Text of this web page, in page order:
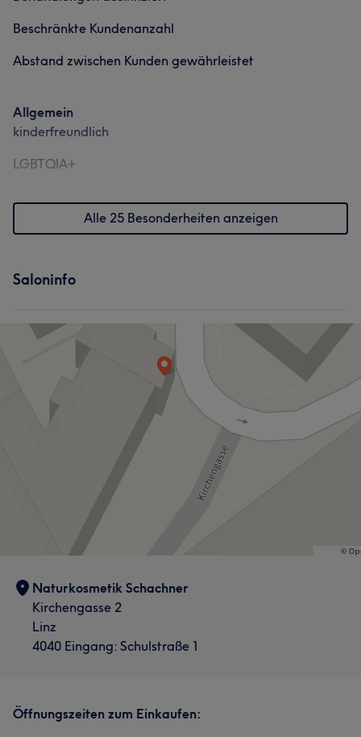
Was unsere Kunden über Raphael sagen
Kompetent
Beschränkte Kundenanzahl
Abstand zwischen Kunden gewährleistet
Allgemein
kinderfreundlich
LGBTQIA+
Alle 25 Besonderheiten anzeigen
Saloninfo
Naturkosmetik Schachner
Kirchengasse 2
Linz
4040 Eingang: Schulstraße 1
Öffnungszeiten zum Einkaufen: